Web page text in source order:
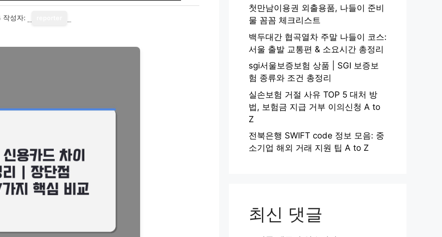
작성자:
첫만남이용권 외출용품, 나들이 준비
물 꼼꼼 체크리스트
백두대간 협곡열차 주말 나들이 코스:
서울 출발 교통편 & 소요시간 총정리
sgi서울보증보험 상품 | SGI 보증보
험 종류와 조건 총정리
실손보험 거절 사유 TOP 5 대처 방
법, 보험금 지급 거부 이의신청 A to
Z
전북은행 SWIFT code 정보 모음: 중
소기업 해외 거래 지원 팁 A to Z
최신 댓글